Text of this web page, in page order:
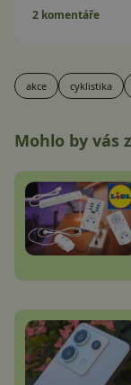
2 komentáře
akce cyklistika
Mohlo by vás